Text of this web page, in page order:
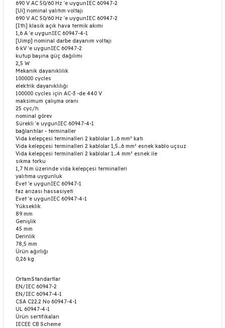
690 V AC 50/60 Hz 'e uygunIEC 60947-2
[Ui] nominal yalıtım voltajı
690 V AC 50/60 Hz 'e uygunIEC 60947-2
[Ith] klasik açık hava termik akımı
1,6 A 'e uygunIEC 60947-4-1
[Uimp] nominal darbe dayanım voltajı
6 kV 'e uygunIEC 60947-2
kutup başına güç dağılımı
2,5 W
Mekanik dayanıklılık
100000 cycles
elektrik dayanıklılığı
100000 cycles için AC-3 -de 440 V
maksimum çalışma oranı
25 cyc/h
nominal görev
Sürekli 'e uygunIEC 60947-4-1
bağlantılar - terminaller
Vida kelepçesi terminalleri 2 kablolar 1…6 mm² katı
Vida kelepçesi terminalleri 2 kablolar 1,5…6 mm² esnek kablo uçsuz
Vida kelepçesi terminalleri 2 kablolar 1…4 mm² esnek ile
sıkma torku
1,7 N.m üzerinde vida kelepçesi terminalleri
yalıtıma uygunluk
Evet 'e uygunIEC 60947-1
faz arızası hassasiyeti
Evet 'e uygunIEC 60947-4-1
Yükseklik
89 mm
Genişlik
45 mm
Derinlik
78,5 mm
Ürün ağırlığı
0,26 kg
OrtamStandartlar
EN/IEC 60947-2
EN/IEC 60947-4-1
CSA C22.2 No 60947-4-1
UL 60947-4-1
Ürün sertifikaları
IECEE CB Scheme